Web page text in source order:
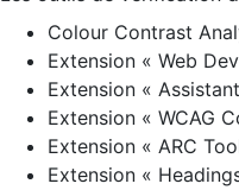
Colour Contrast
Extension « Web
Extension «
Extension « WCAG
Extension « ARC
Extension «